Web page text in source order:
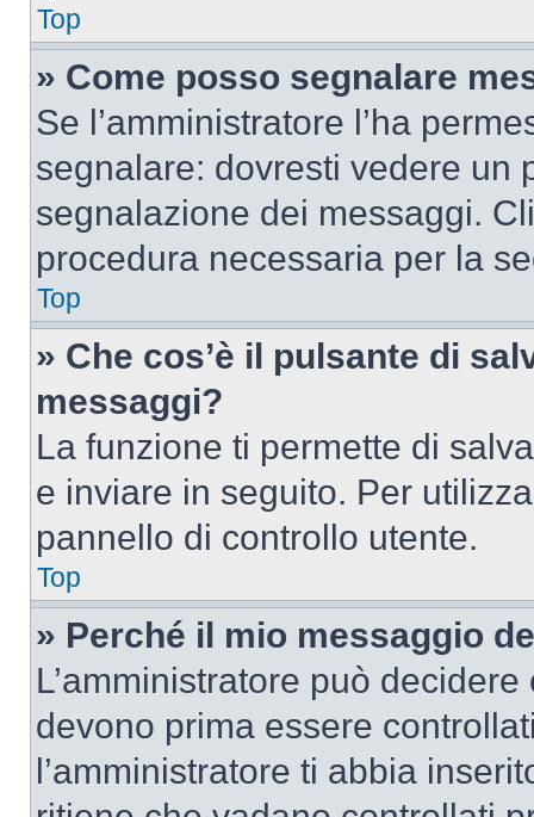
Top
» Come posso segnalare
Se l’amministratore l’ha
segnalare: dovresti vedere un
segnalazione dei messaggi.
procedura necessaria per la
Top
» Che cos’è il pulsante di
messaggi?
La funzione ti permette di
e inviare in seguito. Per
pannello di controllo utente.
Top
» Perché il mio messaggio
L’amministratore può
devono prima essere
l’amministratore ti abbia